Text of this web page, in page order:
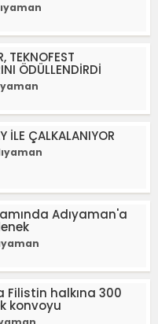
TEKNOFEST
ÖDÜLLENDİRDİ
İLE ÇALKALANIYOR
Adıyaman'a
Filistin halkına 300
konvoyu